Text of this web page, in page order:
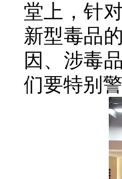
堂上，针
新型毒品
因、涉毒
们要特别